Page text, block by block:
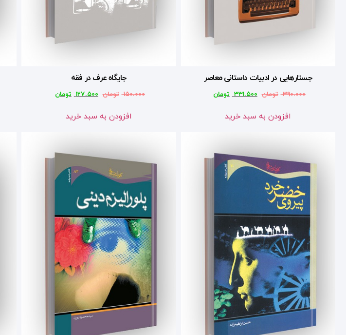
جستارهایی در ادبیات داستانی معاصر
۳۹۰.۰۰۰ تومان ۳۳۱.۵۰۰ تومان
افزودن به سبد خرید
جایگاه عرف در فقه
۱۵۰.۰۰۰ تومان ۱۲۷.۵۰۰ تومان
افزودن به سبد خرید